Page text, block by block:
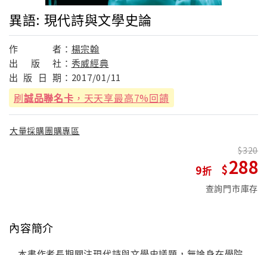
異語: 現代詩與文學史論
作 者： 楊宗翰
出
版 社： 秀威經典
出 版 日 期： 2017/01/11
刷誠品聯名卡 ，天天享最高7%回饋
大量採購團購專區
9
320
288
查詢門市庫存
內容簡介